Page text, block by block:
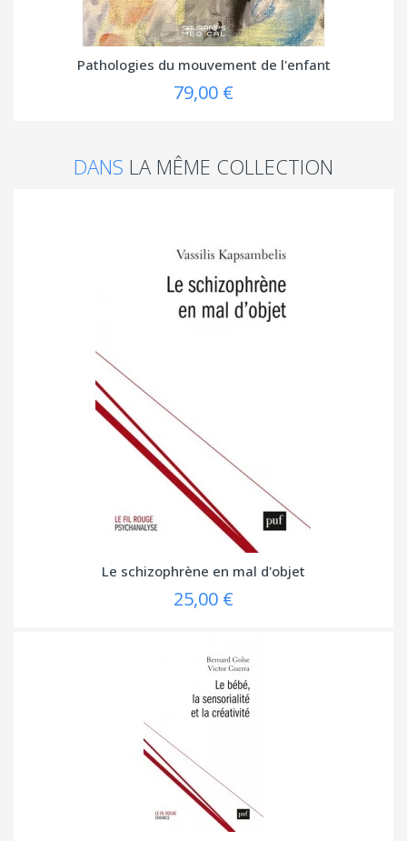
Pathologies du mouvement de l'enfant
79,00 €
DANS LA MÊME COLLECTION
Le schizophrène en mal d'objet
25,00 €